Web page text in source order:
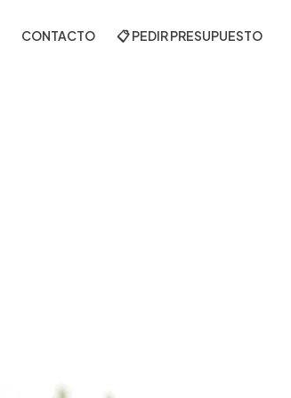
CONTACTO 📋 PEDIR PRESUPUESTO